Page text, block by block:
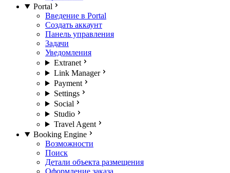
Portal
Введение в Portal
Создать аккаунт
Панель управления
Задачи
Уведомления
Extranet
Link Manager
Payment
Settings
Social
Studio
Travel Agent
Booking Engine
Возможности
Поиск
Детали объекта размещения
Оформление заказа